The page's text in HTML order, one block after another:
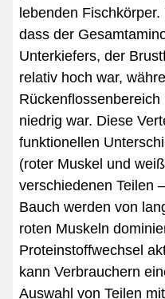
lebenden
dass der
Unterkiefers, der
relativ hoch war,
niedrig war. Diese
funktionellen
(roter Muskel und
verschiedenen Teilen
Bauch werden von
roten Muskeln
Proteinstoffwechsel
kann Verbrauchern
Auswahl von Teilen